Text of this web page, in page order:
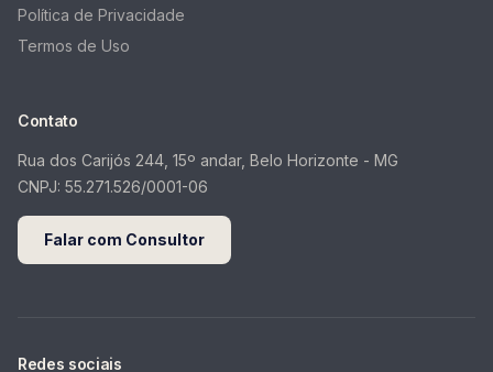
Política de Privacidade
Termos de Uso
Contato
Rua dos Carijós 244, 15º andar, Belo Horizonte - MG
CNPJ: 55.271.526/0001-06
Falar com Consultor
Redes sociais